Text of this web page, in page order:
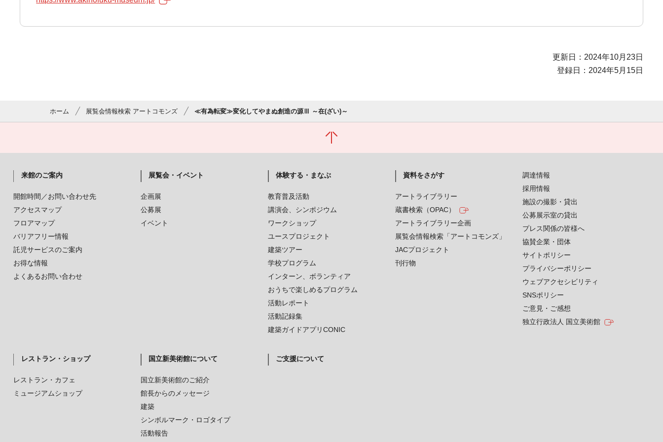
更新日：2024年10月23日
登録日：2024年5月15日
ホーム 展覧会情報検索 アートコモンズ ≪有為転変≫変化してやまぬ創造の源Ⅲ ～在(ざい)～
来館のご案内
開館時間／お問い合わせ先
アクセスマップ
フロアマップ
バリアフリー情報
託児サービスのご案内
お得な情報
よくあるお問い合わせ
展覧会・イベント
企画展
公募展
イベント
体験する・まなぶ
教育普及活動
講演会、シンポジウム
ワークショップ
ユースプロジェクト
建築ツアー
学校プログラム
インターン、ボランティア
おうちで楽しめるプログラム
活動レポート
活動記録集
建築ガイドアプリCONIC
資料をさがす
アートライブラリー
蔵書検索（OPAC）
アートライブラリー企画
展覧会情報検索「アートコモンズ」
JACプロジェクト
刊行物
レストラン・ショップ
レストラン・カフェ
ミュージアムショップ
国立新美術館について
国立新美術館のご紹介
館長からのメッセージ
建築
シンボルマーク・ロゴタイプ
活動報告
ご支援について
調達情報
採用情報
施設の撮影・貸出
公募展示室の貸出
プレス関係の皆様へ
協賛企業・団体
サイトポリシー
プライバシーポリシー
ウェブアクセシビリティ
SNSポリシー
ご意見・ご感想
独立行政法人 国立美術館